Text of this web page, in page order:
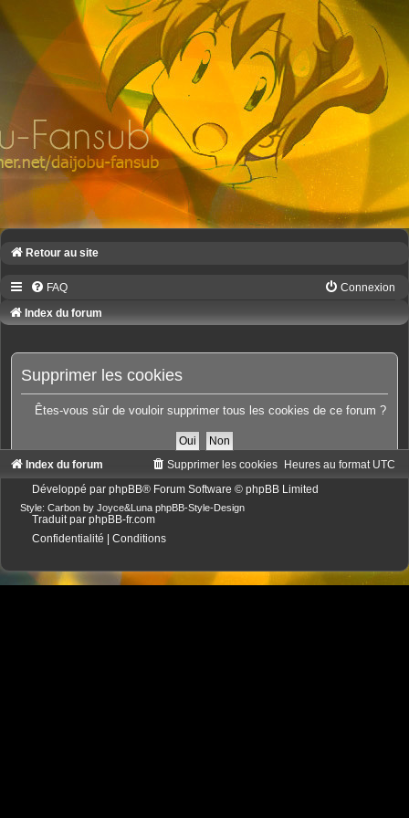
Retour au site
FAQ
Connexion
Index du forum
Supprimer les cookies
Êtes-vous sûr de vouloir supprimer tous les cookies de ce forum ?
Index du forum Heures au format UTC
Supprimer les cookies
Développé parphpBB® Forum Software © phpBB Limited
Style: Carbon by Joyce&Luna phpBB-Style-Design
Traduit parphpBB-fr.com
Confidentialité
|Conditions